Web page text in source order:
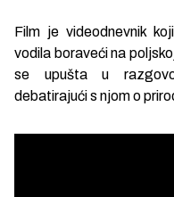
Film je videodnevnik
vodila boraveći na
se upušta u
debatirajući s njom o